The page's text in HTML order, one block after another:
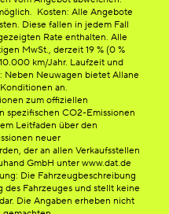
Kosten: Alle Angebote
Diese fallen in jedem Fall
Rate enthalten. Alle
MwSt., derzeit 19 % (0 %
km/Jahr. Laufzeit und
Neben Neuwagen bietet Allane
an.
zum offiziellen
spezifischen CO2-Emissionen
Leitfaden über den
neuer
der an allen Verkaufsstellen
GmbH unter www.dat.de
Die Fahrzeugbeschreibung
Fahrzeuges und stellt keine
Die Angaben erheben nicht